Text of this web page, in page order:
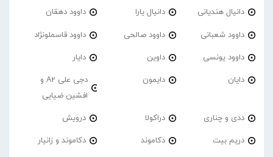
دانیال هندیانی دانیال یارا داوود دهقان
داوود شعبانی داوود صالحی داوود قاسملونژاد
داوود یونسی داوین دایار
دایان دایمون
دجی علی A2 و
افشین ضیایی
ددی و چناری دراکولا درویش
دریم بیت دکاموند دکاموند و زانیار